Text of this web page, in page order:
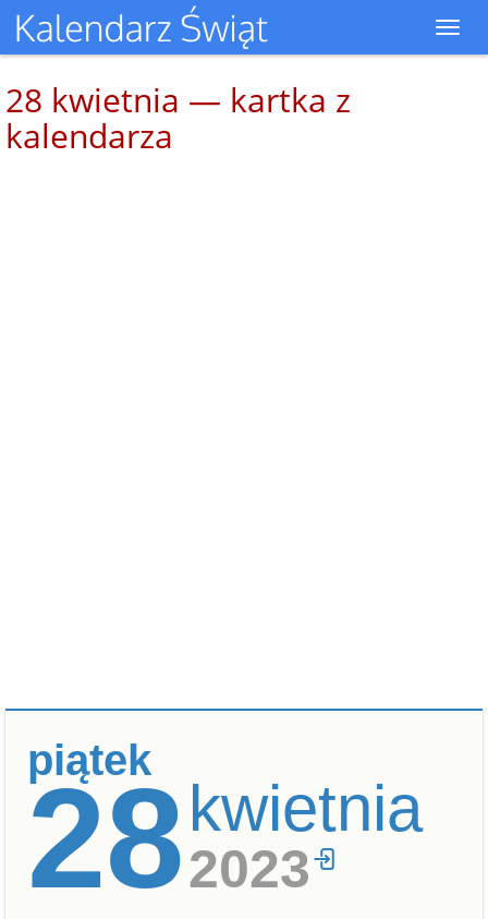
28 kwietnia — kartka z
kalendarza
piątek
28kwietnia
2023